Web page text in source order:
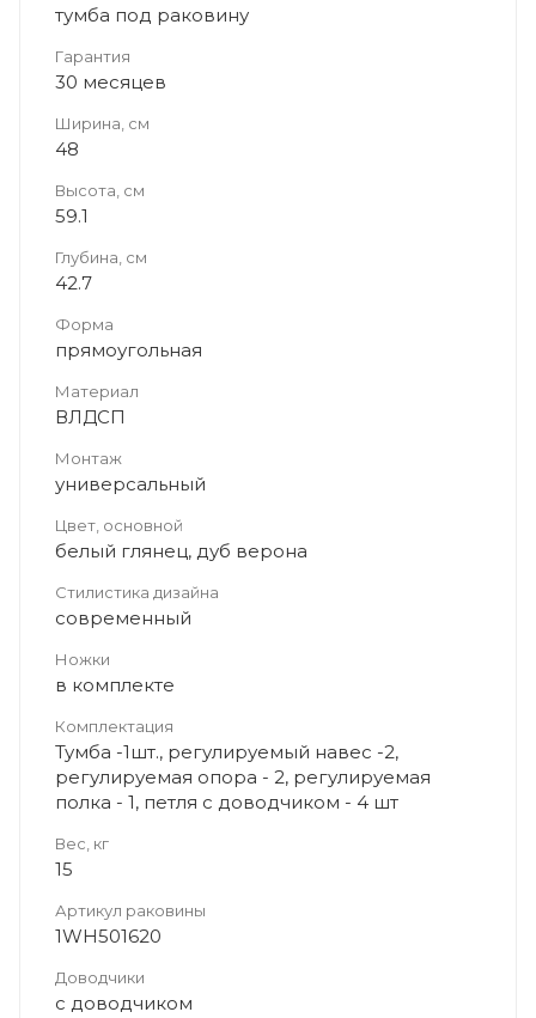
тумба под раковину
Гарантия
30 месяцев
Ширина, см
48
Высота, см
59.1
Глубина, см
42.7
Форма
прямоугольная
Материал
ВЛДСП
Монтаж
универсальный
Цвет, основной
белый глянец, дуб верона
Стилистика дизайна
современный
Ножки
в комплекте
Комплектация
Тумба -1шт., регулируемый навес -2,
регулируемая опора - 2, регулируемая
полка - 1, петля с доводчиком - 4 шт
Вес, кг
15
Артикул раковины
1WH501620
Доводчики
с доводчиком